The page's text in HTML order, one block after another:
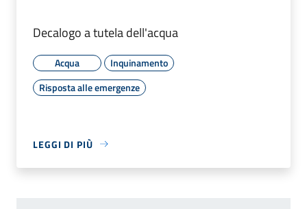
Decalogo a tutela dell'acqua
Acqua
Inquinamento
Risposta alle emergenze
LEGGI DI PIÙ